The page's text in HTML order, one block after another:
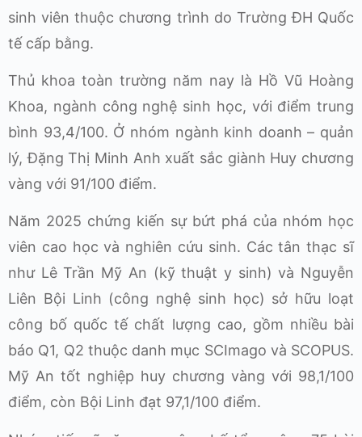
sinh viên thuộc chương trình do Trường ĐH Quốc
tế cấp bằng.
Thủ khoa toàn trường năm nay là Hồ Vũ Hoàng
Khoa, ngành công nghệ sinh học, với điểm trung
bình 93,4/100. Ở nhóm ngành kinh doanh – quản
lý, Đặng Thị Minh Anh xuất sắc giành Huy chương
vàng với 91/100 điểm.
Năm 2025 chứng kiến sự bứt phá của nhóm học
viên cao học và nghiên cứu sinh. Các tân thạc sĩ
như Lê Trần Mỹ An (kỹ thuật y sinh) và Nguyễn
Liên Bội Linh (công nghệ sinh học) sở hữu loạt
công bố quốc tế chất lượng cao, gồm nhiều bài
báo Q1, Q2 thuộc danh mục SCImago và SCOPUS.
Mỹ An tốt nghiệp huy chương vàng với 98,1/100
điểm, còn Bội Linh đạt 97,1/100 điểm.